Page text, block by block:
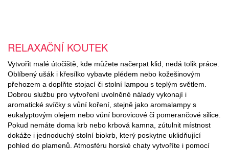
RELAXAČNÍ KOUTEK
Vytvořit malé útočiště, kde můžete načerpat klid, nedá tolik práce.
Oblíbený ušák i křesílko vybavte plédem nebo kožešinovým
přehozem a doplňte stojací či stolní lampou s teplým světlem.
Dobrou službu pro vytvoření uvolněné nálady vykonají i
aromatické svíčky s vůní koření, stejně jako aromalampy s
eukalyptovým olejem nebo vůní borovicové či pomerančové silice.
Pokud nemáte doma krb nebo krbová kamna, zútulnit místnost
dokáže i jednoduchý stolní biokrb, který poskytne uklidňující
pohled do plamenů. Atmosféru horské chaty vytvoříte i pomocí